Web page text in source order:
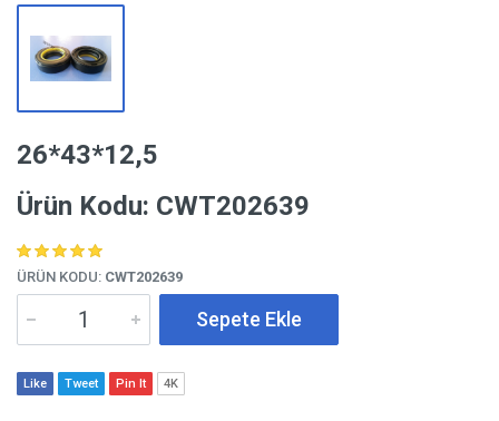
26*43*12,5
Ürün Kodu: CWT202639
ÜRÜN KODU: CWT202639
Sepete Ekle
Like Tweet Pin It 4K